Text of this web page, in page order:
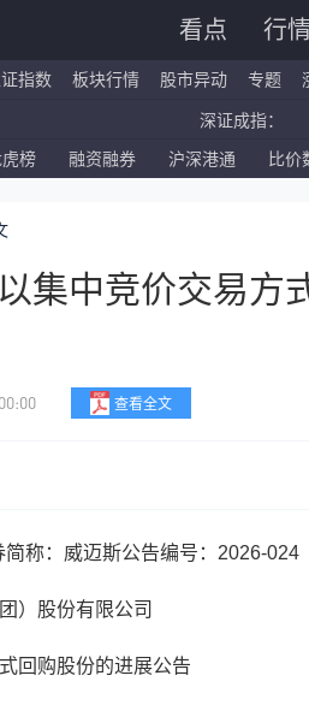
看点 行
证指数 板块行情 股市异动 专题
标普
榜 融资融券 沪深港通 比价
集中竞价交易方
查看全文
称：威迈斯公告编号：2026-024
）股份有限公司
回购股份的进展公告